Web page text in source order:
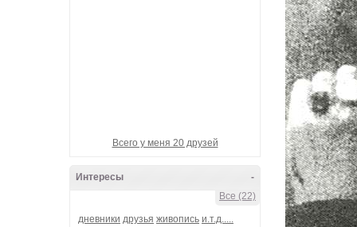
Ganzen welt
Всего у меня 20 друзей
-
Интересы
Все (22)
дневники друзья живопись и.т.д.....